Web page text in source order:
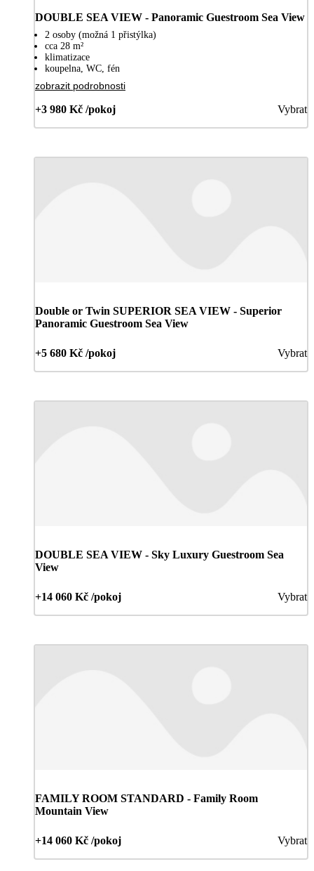
DOUBLE SEA VIEW - Panoramic Guestroom Sea View
2 osoby (možná 1 přistýlka)
cca 28 m²
klimatizace
koupelna, WC, fén
zobrazit podrobnosti
+3 980 Kč /pokoj Vybrat
Double or Twin SUPERIOR SEA VIEW - Superior
Panoramic Guestroom Sea View
+5 680 Kč /pokoj Vybrat
DOUBLE SEA VIEW - Sky Luxury Guestroom Sea
View
+14 060 Kč /pokoj Vybrat
FAMILY ROOM STANDARD - Family Room
Mountain View
+14 060 Kč /pokoj Vybrat